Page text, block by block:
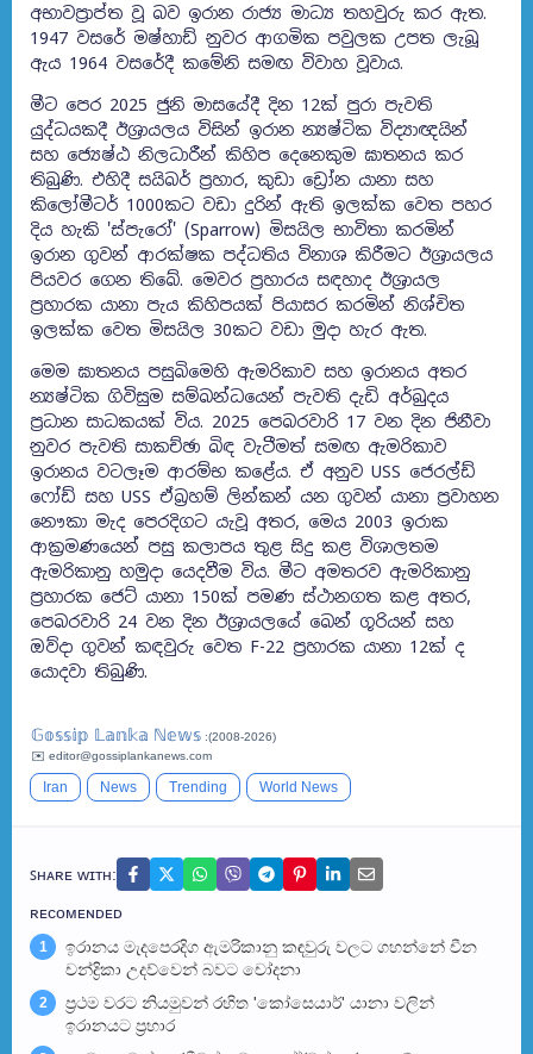
අභාවප්‍රාප්ත වූ බව ඉරාන රාජ්‍ය මාධ්‍ය තහවුරු කර ඇත.
1947 වසරේ මෂ්හාඩ් නුවර ආගමික පවුලක උපත ලැබූ
ඇය 1964 වසරේදී කමේනි සමඟ විවාහ වූවාය.
මීට පෙර 2025 ජුනි මාසයේදී දින 12ක් පුරා පැවති
යුද්ධයකදී ඊශ්‍රායලය විසින් ඉරාන න්‍යෂ්ටික විද්‍යාඥයින්
සහ ජ්‍යෙෂ්ඨ නිලධාරීන් කිහිප දෙනෙකුම ඝාතනය කර
තිබුණි. එහිදී සයිබර් ප්‍රහාර, කුඩා ඩ්‍රෝන යානා සහ
කිලෝමීටර් 1000කට වඩා දුරින් ඇති ඉලක්ක වෙත පහර
දිය හැකි 'ස්පැරෝ' (Sparrow) මිසයිල භාවිතා කරමින්
ඉරාන ගුවන් ආරක්ෂක පද්ධතිය විනාශ කිරීමට ඊශ්‍රායලය
පියවර ගෙන තිබේ. මෙවර ප්‍රහාරය සඳහාද ඊශ්‍රායල
ප්‍රහාරක යානා පැය කිහිපයක් පියාසර කරමින් නිශ්චිත
ඉලක්ක වෙත මිසයිල 30කට වඩා මුදා හැර ඇත.
මෙම ඝාතනය පසුබිමෙහි ඇමරිකාව සහ ඉරානය අතර
න්‍යෂ්ටික ගිවිසුම සම්බන්ධයෙන් පැවති දැඩි අර්බුදය
ප්‍රධාන සාධකයක් විය. 2025 පෙබරවාරි 17 වන දින ජිනීවා
නුවර පැවති සාකච්ඡා බිඳ වැටීමත් සමඟ ඇමරිකාව
ඉරානය වටලෑම ආරම්භ කළේය. ඒ අනුව USS ජෙරල්ඩ්
ෆෝඩ් සහ USS ඒබ්‍රහම් ලින්කන් යන ගුවන් යානා ප්‍රවාහන
නෞකා මැද පෙරදිගට යැවූ අතර, මෙය 2003 ඉරාක
ආක්‍රමණයෙන් පසු කලාපය තුළ සිදු කළ විශාලතම
ඇමරිකානු හමුදා යෙදවීම විය. මීට අමතරව ඇමරිකානු
ප්‍රහාරක ජෙට් යානා 150ක් පමණ ස්ථානගත කළ අතර,
පෙබරවාරි 24 වන දින ඊශ්‍රායලයේ බෙන් ගූරියන් සහ
ඔව්දා ගුවන් කඳවුරු වෙත F-22 ප්‍රහාරක යානා 12ක් ද
යොදවා තිබුණි.
𝔾𝕠𝕤𝕤𝕚𝕡 𝕃𝕒𝕟𝕜𝕒 ℕ𝕖𝕨𝕤 :(2008-2026)
✉️ editor@gossiplankanews.com
Iran News Trending World News
ꜱʜᴀʀᴇ ᴡɪᴛʜ:
ʀᴇᴄᴏᴍᴇɴᴅᴇᴅ
1
ඉරානය මැදපෙරදිග ඇමරිකානු කඳවුරු වලට ගහන්නේ චීන
චන්ද්‍රිකා උදව්වෙන් බවට චෝදනා
2
ප්‍රථම වරට නියමුවන් රහිත 'කෝසෙයාර්' යානා වලින්
ඉරානයට ප්‍රහාර